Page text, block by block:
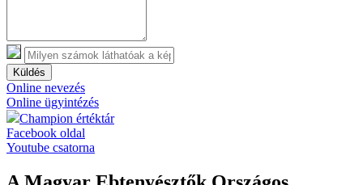
Küldés
Online nevezés
Online ügyintézés
Champion értéktár
Facebook oldal
Youtube csatorna